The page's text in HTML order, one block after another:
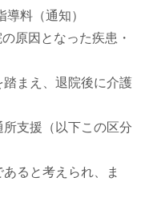
料（通知）
原因となった疾患・
まえ、退院後に介護
支援（以下この区分
ると考えられ、ま